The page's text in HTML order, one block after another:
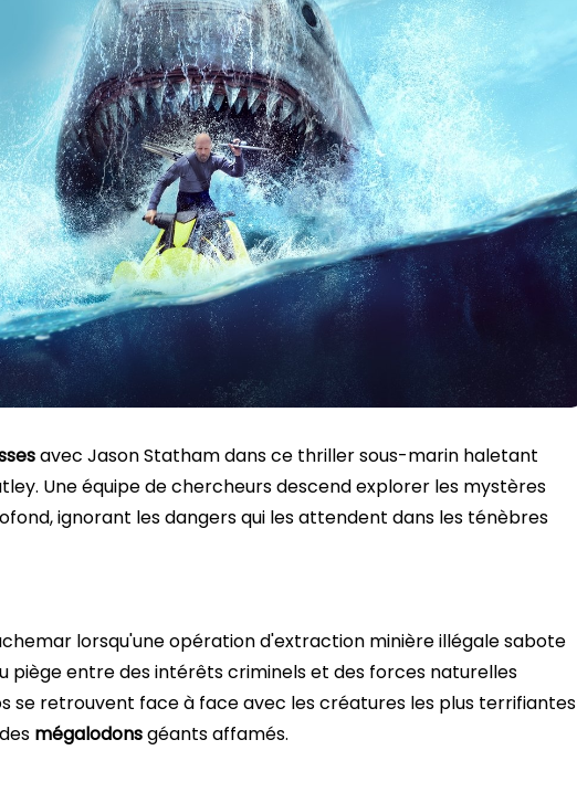
avec Jason Statham dans ce thriller sous-marin haletant
Une équipe de chercheurs descend explorer les mystères
ignorant les dangers qui les attendent dans les ténèbres
lorsqu'une opération d'extraction minière illégale sabote
piège entre des intérêts criminels et des forces naturelles
se retrouvent face à face avec les créatures les plus terrifiantes
mégalodonsgéants affamés.